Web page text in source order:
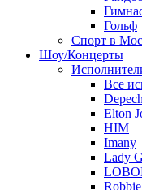
Гольф
Спорт в
Шоу/Концерты
Все
Elton
HIM
Imany
Lady